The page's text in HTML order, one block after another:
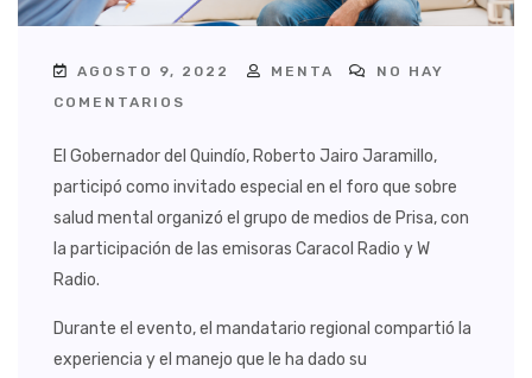
AGOSTO 9, 2022 MENTA
NO HAY
COMENTARIOS
El Gobernador del Quindío, Roberto Jairo Jaramillo,
participó como invitado especial en el foro que sobre
salud mental organizó el grupo de medios de Prisa, con
la participación de las emisoras Caracol Radio y W
Radio.
Durante el evento, el mandatario regional compartió la
experiencia y el manejo que le ha dado su